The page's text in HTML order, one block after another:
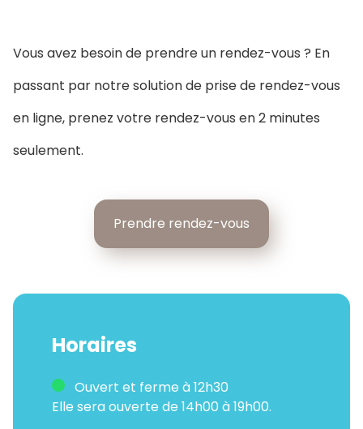
Vous avez besoin de prendre un rendez-vous ? En
passant par notre solution de prise de rendez-vous
en ligne, prenez votre rendez-vous en 2 minutes
seulement.
Prendre rendez-vous
Horaires
Ouvert et ferme à 12h30
Elle sera ouverte de 14h00 à 19h00.